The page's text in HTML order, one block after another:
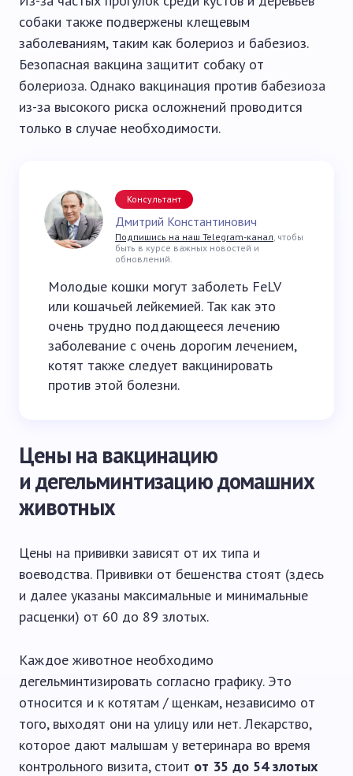
собаки также подвержены клещевым
заболеваниям, таким как болериоз и бабезиоз.
Безопасная вакцина защитит собаку от
болериоза. Однако вакцинация против бабезиоза
из-за высокого риска осложнений проводится
только в случае необходимости.
Консультант
Дмитрий Константинович
Подпишись на наш Telegram-канал, чтобы
быть в курсе важных новостей и
обновлений.
Молодые кошки могут заболеть FeLV
или кошачьей лейкемией. Так как это
очень трудно поддающееся лечению
заболевание с очень дорогим лечением,
котят также следует вакцинировать
против этой болезни.
Цены на вакцинацию
и дегельминтизацию домашних
животных
Цены на прививки зависят от их типа и
воеводства. Прививки от бешенства стоят (здесь
и далее указаны максимальные и минимальные
расценки) от 60 до 89 злотых.
Каждое животное необходимо
дегельминтизировать согласно графику. Это
относится и к котятам / щенкам, независимо от
того, выходят они на улицу или нет. Лекарство,
которое дают малышам у ветеринара во время
контрольного визита, стоит от 35 до 54 злотых